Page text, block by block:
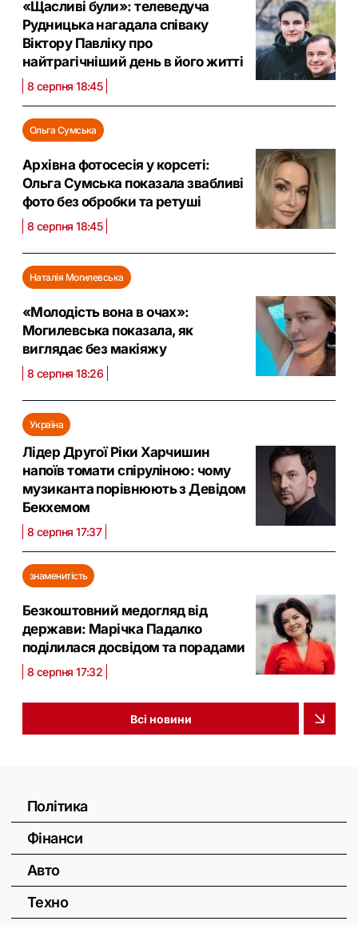
«Щасливі були»: телеведуча
Рудницька нагадала співаку
Віктору Павліку про
найтрагічніший день в його житті
8 серпня 18:45
Ольга Сумська
Архівна фотосесія у корсеті:
Ольга Сумська показала звабливі
фото без обробки та ретуші
8 серпня 18:45
Наталія Могилевська
«Молодість вона в очах»:
Могилевська показала, як
виглядає без макіяжу
8 серпня 18:26
Україна
Лідер Другої Ріки Харчишин
напоїв томати спіруліною: чому
музиканта порівнюють з Девідом
Бекхемом
8 серпня 17:37
знаменитість
Безкоштовний медогляд від
держави: Марічка Падалко
поділилася досвідом та порадами
8 серпня 17:32
Всі новини
Політика
Фінанси
Авто
Техно